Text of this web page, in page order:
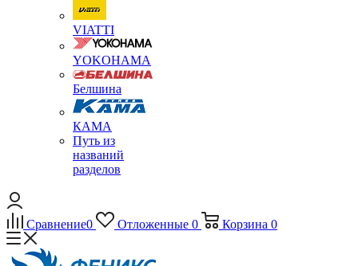
VIATTI
YOKOHAMA
Белшина
КАМА
Путь из
названий
разделов
Сравнение0 Отложенные 0 Корзина 0